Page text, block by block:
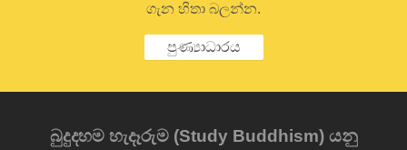
ගැන හිතා බලන්න.
පුණ්‍යාධාරය
බුදුදහම හැදෑරුම (Study Buddhism) යනු